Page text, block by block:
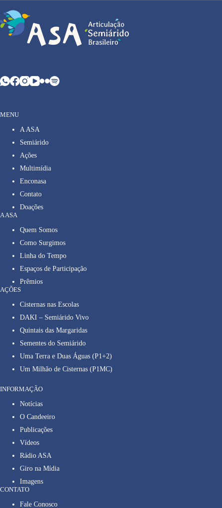
MENU
A ASA
Semiárido
Ações
Multimídia
Enconasa
Contato
Doações
A ASA
Quem Somos
Como Surgimos
Linha do Tempo
Espaços de Participação
Prêmios
AÇÕES
Cisternas nas Escolas
DAKI – Semiárido Vivo
Quintais das Margaridas
Sementes do Semiárido
Uma Terra e Duas Águas (P1+2)
Um Milhão de Cisternas (P1MC)
INFORMAÇÃO
Notícias
O Candeeiro
Publicações
Vídeos
Rádio ASA
Giro na Mídia
Imagens
CONTATO
Fale Conosco